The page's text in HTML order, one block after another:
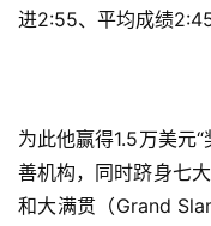
进2:55、平均成绩
为此他赢得1.5万美元
善机构，同时跻身七
和大满贯（Grand